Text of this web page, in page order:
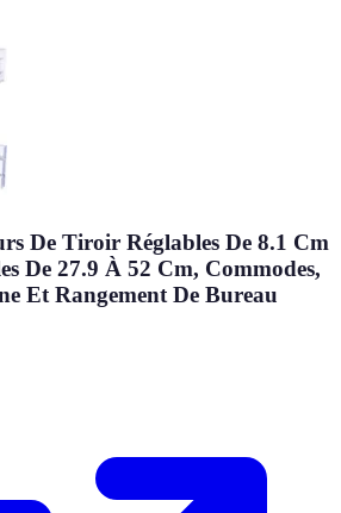
De Tiroir Réglables De 8.1 Cm
De 27.9 À 52 Cm, Commodes,
Et Rangement De Bureau